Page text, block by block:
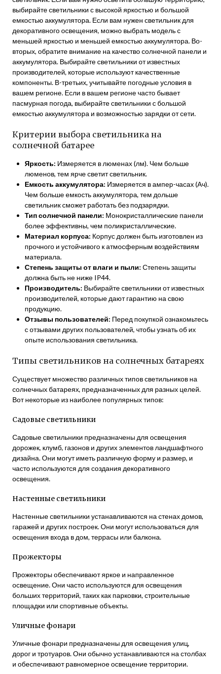
выбирайте светильники с высокой яркостью и большой
емкостью аккумулятора. Если вам нужен светильник для
декоративного освещения, можно выбрать модель с
меньшей яркостью и меньшей емкостью аккумулятора. Во-
вторых, обратите внимание на качество солнечной панели и
аккумулятора. Выбирайте светильники от известных
производителей, которые используют качественные
компоненты. В-третьих, учитывайте погодные условия в
вашем регионе. Если в вашем регионе часто бывает
пасмурная погода, выбирайте светильники с большой
емкостью аккумулятора и возможностью зарядки от сети.
Критерии выбора светильника на
солнечной батарее
Яркость: Измеряется в люменах (лм). Чем больше
люменов, тем ярче светит светильник.
Емкость аккумулятора: Измеряется в ампер-часах (Ач).
Чем больше емкость аккумулятора, тем дольше
светильник сможет работать без подзарядки.
Тип солнечной панели: Монокристаллические панели
более эффективны, чем поликристаллические.
Материал корпуса: Корпус должен быть изготовлен из
прочного и устойчивого к атмосферным воздействиям
материала.
Степень защиты от влаги и пыли: Степень защиты
должна быть не ниже IP44.
Производитель: Выбирайте светильники от известных
производителей, которые дают гарантию на свою
продукцию.
Отзывы пользователей: Перед покупкой ознакомьтесь
с отзывами других пользователей, чтобы узнать об их
опыте использования светильника.
Типы светильников на солнечных батареях
Существует множество различных типов светильников на
солнечных батареях, предназначенных для разных целей.
Вот некоторые из наиболее популярных типов:
Садовые светильники
Садовые светильники предназначены для освещения
дорожек, клумб, газонов и других элементов ландшафтного
дизайна. Они могут иметь различную форму и размер, и
часто используются для создания декоративного
освещения.
Настенные светильники
Настенные светильники устанавливаются на стенах домов,
гаражей и других построек. Они могут использоваться для
освещения входа в дом, террасы или балкона.
Прожекторы
Прожекторы обеспечивают яркое и направленное
освещение. Они часто используются для освещения
больших территорий, таких как парковки, строительные
площадки или спортивные объекты.
Уличные фонари
Уличные фонари предназначены для освещения улиц,
дорог и тротуаров. Они обычно устанавливаются на столбах
и обеспечивают равномерное освещение территории.